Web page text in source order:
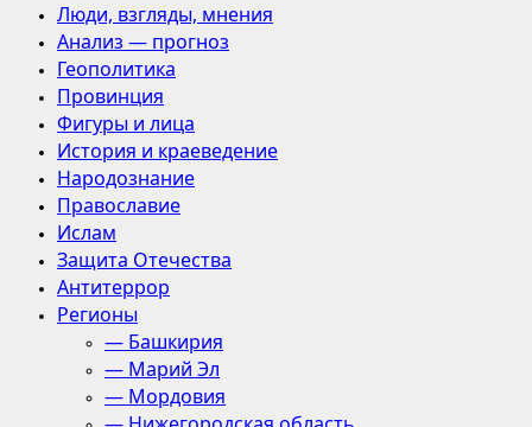
Люди, взгляды, мнения
Анализ — прогноз
Геополитика
Провинция
Фигуры и лица
История и краеведение
Народознание
Православие
Ислам
Защита Отечества
Антитеррор
Регионы
— Башкирия
— Марий Эл
— Мордовия